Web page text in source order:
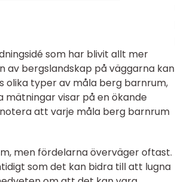
som har blivit allt mer
av bergslandskap på väggarna kan
olika typer av måla berg barnrum,
mätningar visar på en ökande
att varje måla berg barnrum
men fördelarna överväger oftast.
som det kan bidra till att lugna